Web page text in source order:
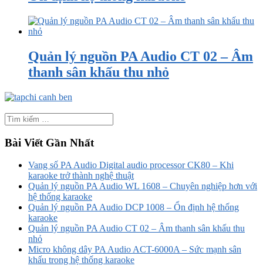
Quản lý nguồn PA Audio CT 02 – Âm
thanh sân khấu thu nhỏ
Bài Viết Gần Nhất
Vang số PA Audio Digital audio processor CK80 – Khi
karaoke trở thành nghệ thuật
Quản lý nguồn PA Audio WL 1608 – Chuyên nghiệp hơn với
hệ thống karaoke
Quản lý nguồn PA Audio DCP 1008 – Ổn định hệ thống
karaoke
Quản lý nguồn PA Audio CT 02 – Âm thanh sân khấu thu
nhỏ
Micro không dây PA Audio ACT-6000A – Sức mạnh sân
khấu trong hệ thống karaoke